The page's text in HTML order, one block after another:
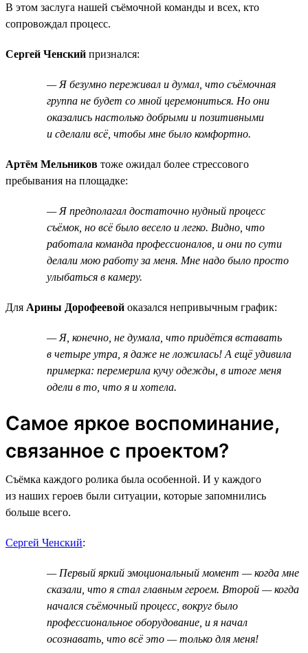
В этом заслуга нашей съёмочной команды и всех, кто
сопровождал процесс.
Сергей Ченский признался:
— Я безумно переживал и думал, что съёмочная
группа не будет со мной церемониться. Но они
оказались настолько добрыми и позитивными
и сделали всё, чтобы мне было комфортно.
Артём Мельников тоже ожидал более стрессового
пребывания на площадке:
— Я предполагал достаточно нудный процесс
съёмок, но всё было весело и легко. Видно, что
работала команда профессионалов, и они по сути
делали мою работу за меня. Мне надо было просто
улыбаться в камеру.
Для Арины Дорофеевой оказался непривычным график:
— Я, конечно, не думала, что придётся вставать
в четыре утра, я даже не ложилась! А ещё удивила
примерка: перемерила кучу одежды, в итоге меня
одели в то, что я и хотела.
Самое яркое воспоминание,
связанное с проектом?
Съёмка каждого ролика была особенной. И у каждого
из наших героев были ситуации, которые запомнились
больше всего.
Сергей Ченский:
— Первый яркий эмоциональный момент — когда мне
сказали, что я стал главным героем. Второй — когда
начался съёмочный процесс, вокруг было
профессиональное оборудование, и я начал
осознавать, что всё это — только для меня!